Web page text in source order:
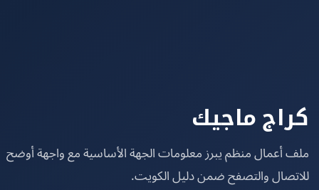
ماجيك
منظم يبرز معلومات الجهة الأساسية مع واجهة أوضح
والتصفح ضمن دليل الكويت.